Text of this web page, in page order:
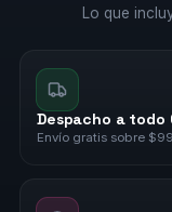
Lo que
Despacho a todo
Envío gratis sobre